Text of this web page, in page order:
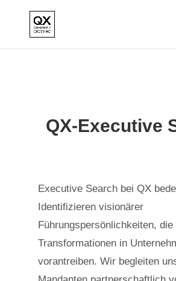
QX-Executive
Executive Search bei QX
Identifizieren visionärer
Führungspersönlichkeiten, die
Transformationen in
vorantreiben. Wir begleiten